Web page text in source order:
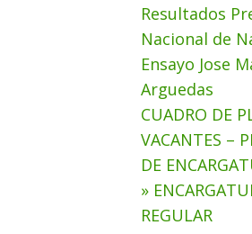
Resultados
Nacional de
Ensayo Jose
Arguedas
CUADRO DE
VACANTES –
DE
»
REGULAR